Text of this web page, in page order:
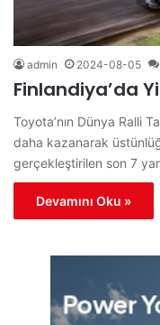
admin 2024-08-05
Finlandiya’da
Toyota’nın Dünya Ralli
daha kazanarak
gerçekleştirilen son 7
Devamını Oku »